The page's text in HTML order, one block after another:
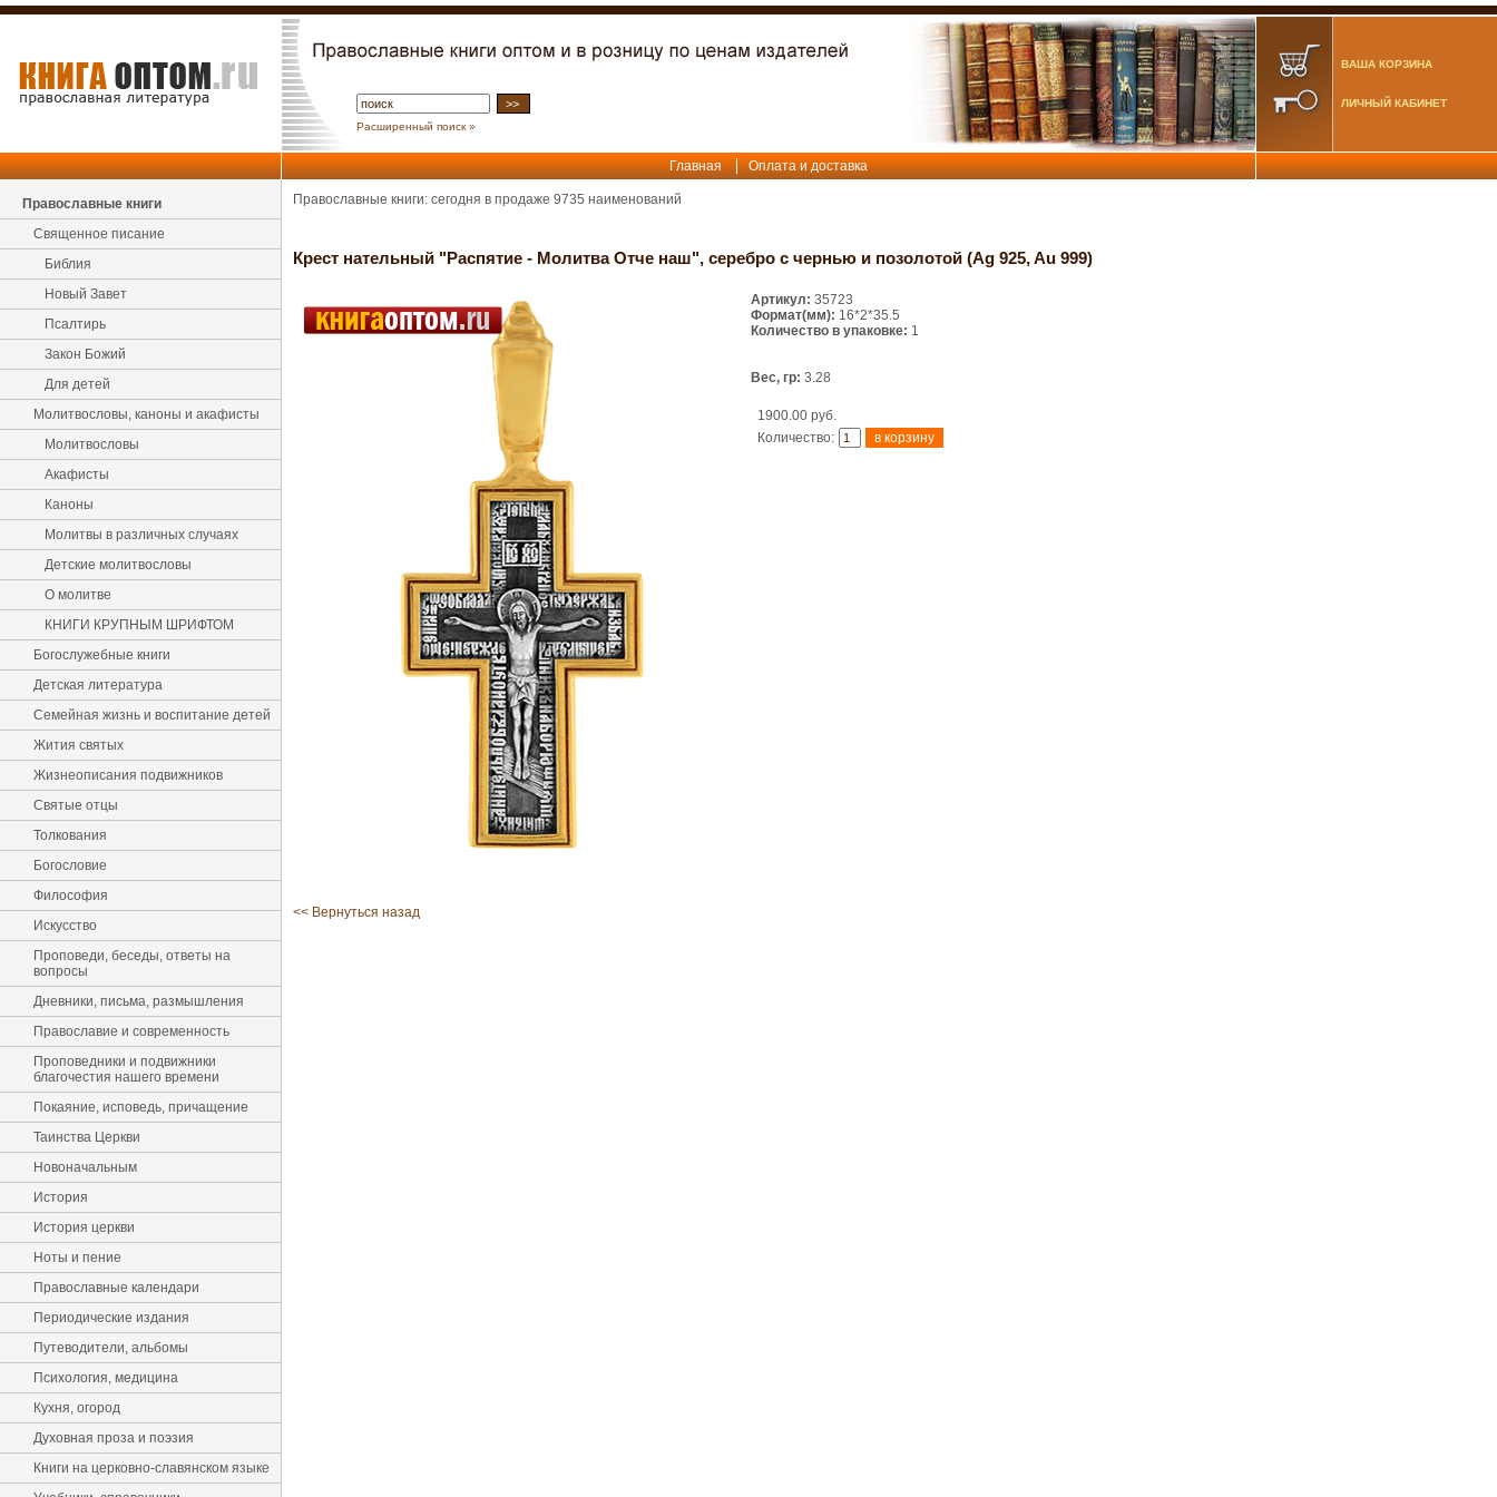
Расширенный поиск »
ВАША КОРЗИНА
ЛИЧНЫЙ КАБИНЕТ
Главная Оплата и доставка
Православные книги
Священное писание
Библия
Новый Завет
Псалтирь
Закон Божий
Для детей
Молитвословы, каноны и акафисты
Молитвословы
Акафисты
Каноны
Молитвы в различных случаях
Детские молитвословы
О молитве
КНИГИ КРУПНЫМ ШРИФТОМ
Богослужебные книги
Детская литература
Семейная жизнь и воспитание детей
Жития святых
Жизнеописания подвижников
Святые отцы
Толкования
Богословие
Философия
Искусство
Проповеди, беседы, ответы на
вопросы
Дневники, письма, размышления
Православие и современность
Проповедники и подвижники
благочестия нашего времени
Покаяние, исповедь, причащение
Таинства Церкви
Новоначальным
История
История церкви
Ноты и пение
Православные календари
Периодические издания
Путеводители, альбомы
Психология, медицина
Кухня, огород
Духовная проза и поэзия
Книги на церковно-славянском языке
Православные книги: сегодня в продаже 9735 наименований
Крест нательный "Распятие - Молитва Отче наш", серебро с чернью и позолотой (Ag 925, Au 999)
Артикул: 35723
Формат(мм): 16*2*35.5
Количество в упаковке: 1
Вес, гр: 3.28
1900.00 руб.
Количество:
<< Вернуться назад